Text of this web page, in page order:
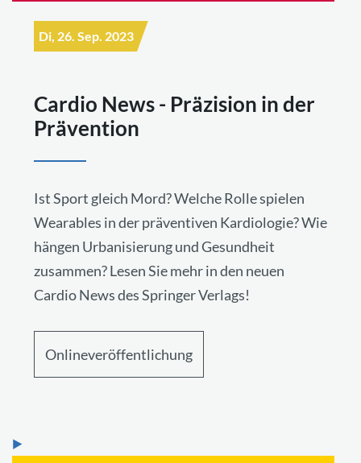
Di, 26. Sep. 2023
Cardio News - Präzision in der
Prävention
Ist Sport gleich Mord? Welche Rolle spielen
Wearables in der präventiven Kardiologie? Wie
hängen Urbanisierung und Gesundheit
zusammen? Lesen Sie mehr in den neuen
Cardio News des Springer Verlags!
Onlineveröffentlichung